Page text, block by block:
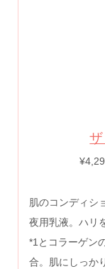
肌のコンディシ
夜用乳液。ハリ
*1とコラーゲン
合。肌にしっか